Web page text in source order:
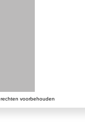
voorbehouden